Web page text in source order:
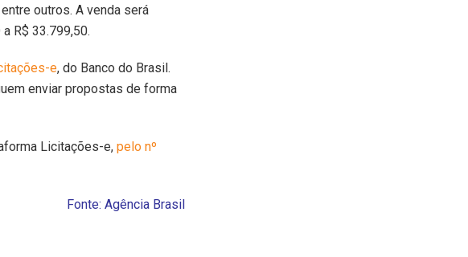
outros. A venda será
R$ 33.799,50.
e, do Banco do Brasil.
enviar propostas de forma
Licitações-e, pelo nº
Fonte: Agência Brasil